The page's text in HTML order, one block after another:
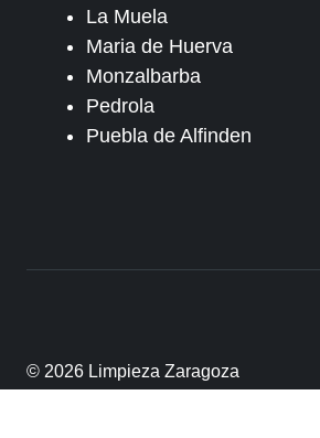
La Muela
Maria de Huerva
Monzalbarba
Pedrola
Puebla de Alfinden
© 2026 Limpieza Zaragoza